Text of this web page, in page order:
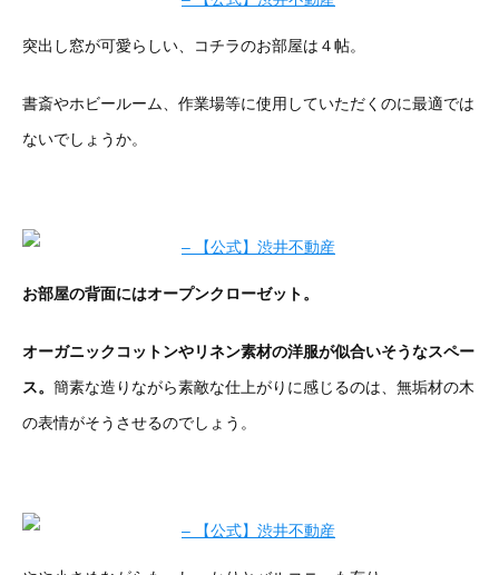
突出し窓が可愛らしい、コチラのお部屋は４帖。
書斎やホビールーム、作業場等に使用していただくのに最適では
ないでしょうか。
お部屋の背面にはオープンクローゼット。
オーガニックコットンやリネン素材の洋服が似合いそうなスペー
ス。 簡素な造りながら素敵な仕上がりに感じるのは、無垢材の木
の表情がそうさせるのでしょう。